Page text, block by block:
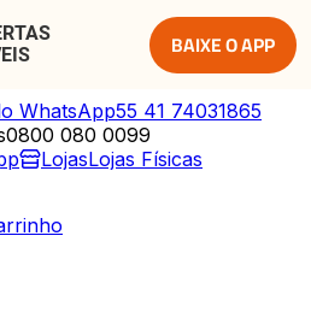
BAIXE O APP
WhatsApp55 41 74031865
0800 080 0099
LojasLojas Físicas